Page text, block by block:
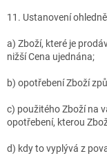
11. Ustanovení
a) Zboží, které je
nižší Cena ujednána;
b) opotřebení Zboží
c) použitého Zboží na
opotřebení, kterou
d) kdy to vyplývá z